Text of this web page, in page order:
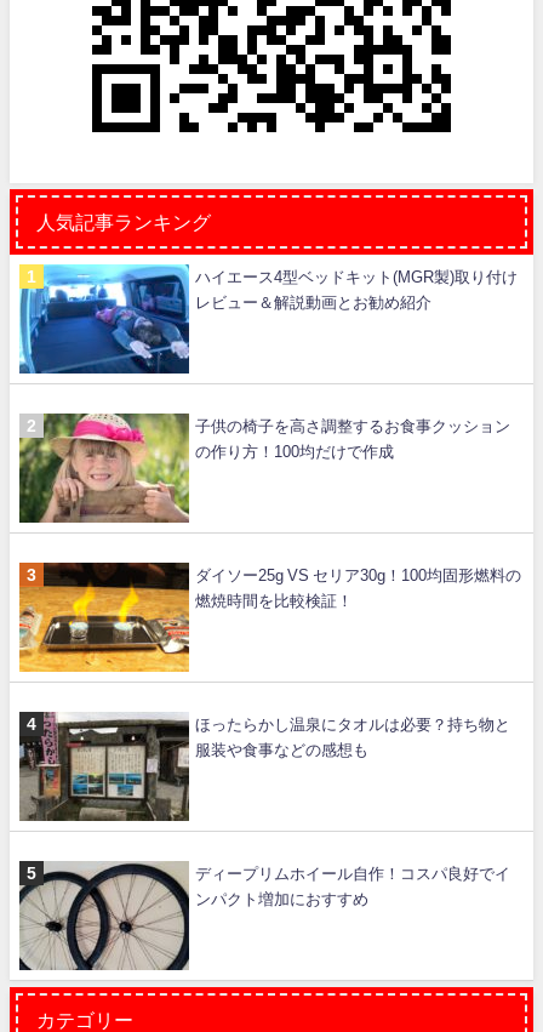
人気記事ランキング
ハイエース4型ベッドキット(MGR製)取り付け
レビュー＆解説動画とお勧め紹介
子供の椅子を高さ調整するお食事クッション
の作り方！100均だけで作成
ダイソー25g VS セリア30g！100均固形燃料の
燃焼時間を比較検証！
ほったらかし温泉にタオルは必要？持ち物と
服装や食事などの感想も
ディープリムホイール自作！コスパ良好でイ
ンパクト増加におすすめ
カテゴリー